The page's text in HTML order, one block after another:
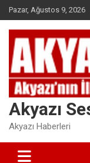
Skip
to
content
Pazar, Ağustos 9, 2026
Akyazı
Akyazı Haberleri